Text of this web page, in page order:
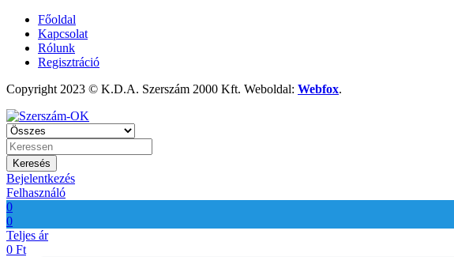
Főoldal
Kapcsolat
Rólunk
Regisztráció
Copyright 2023 © K.D.A. Szerszám 2000 Kft. Weboldal: Webfox.
Keresés
Bejelentkezés
Felhasználó
0
0
Teljes ár
0 Ft